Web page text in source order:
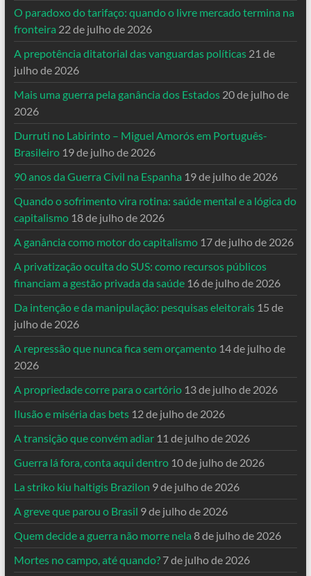
O paradoxo do tarifaço: quando o livre mercado termina na
fronteira 22 de julho de 2026
A prepotência ditatorial das vanguardas políticas 21 de
julho de 2026
Mais uma guerra pela ganância dos Estados 20 de julho de
2026
Durruti no Labirinto – Miguel Amorós em Português-
Brasileiro 19 de julho de 2026
90 anos da Guerra Civil na Espanha 19 de julho de 2026
Quando o sofrimento vira rotina: saúde mental e a lógica do
capitalismo 18 de julho de 2026
A ganância como motor do capitalismo 17 de julho de 2026
A privatização oculta do SUS: como recursos públicos
financiam a gestão privada da saúde 16 de julho de 2026
Da intenção e da manipulação: pesquisas eleitorais 15 de
julho de 2026
A repressão que nunca fica sem orçamento 14 de julho de
2026
A propriedade corre para o cartório 13 de julho de 2026
Ilusão e miséria das bets 12 de julho de 2026
A transição que convém adiar 11 de julho de 2026
Guerra lá fora, conta aqui dentro 10 de julho de 2026
La striko kiu haltigis Brazilon 9 de julho de 2026
A greve que parou o Brasil 9 de julho de 2026
Quem decide a guerra não morre nela 8 de julho de 2026
Mortes no campo, até quando? 7 de julho de 2026